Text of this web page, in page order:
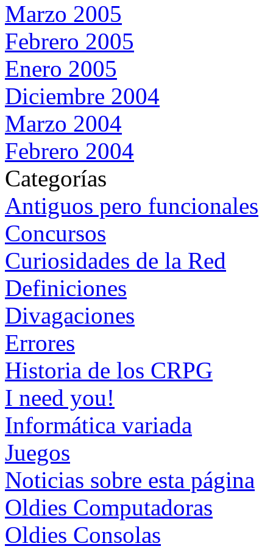
Marzo 2005
Febrero 2005
Enero 2005
Diciembre 2004
Marzo 2004
Febrero 2004
Categorías
Antiguos pero funcionales
Concursos
Curiosidades de la Red
Definiciones
Divagaciones
Errores
Historia de los CRPG
I need you!
Informática variada
Juegos
Noticias sobre esta página
Oldies Computadoras
Oldies Consolas